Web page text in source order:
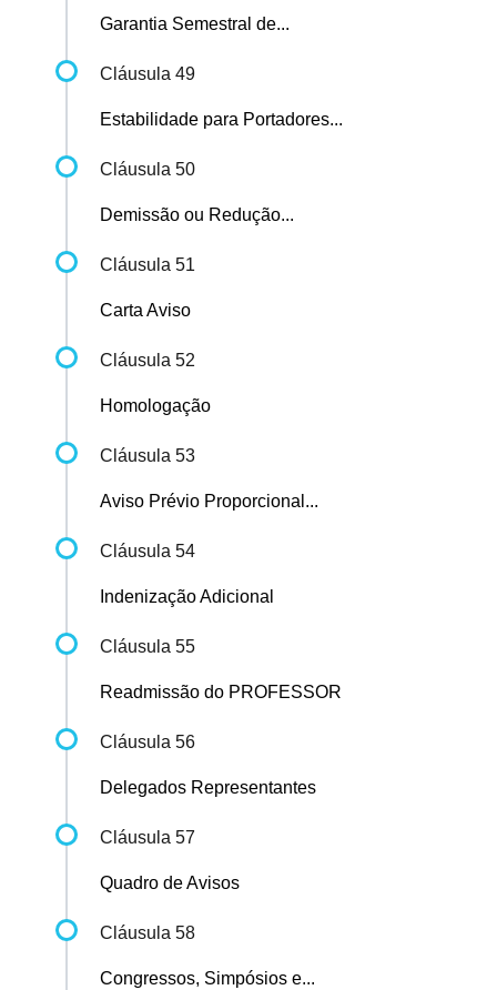
Garantia Semestral de...
Cláusula 49
Estabilidade para Portadores...
Cláusula 50
Demissão ou Redução...
Cláusula 51
Carta Aviso
Cláusula 52
Homologação
Cláusula 53
Aviso Prévio Proporcional...
Cláusula 54
Indenização Adicional
Cláusula 55
Readmissão do PROFESSOR
Cláusula 56
Delegados Representantes
Cláusula 57
Quadro de Avisos
Cláusula 58
Congressos, Simpósios e...